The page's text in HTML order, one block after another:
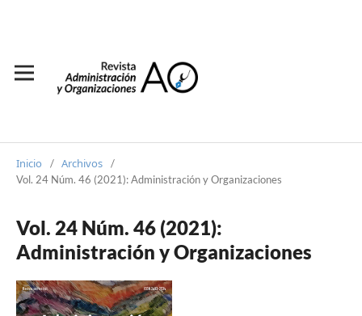
Inicio / Archivos
/
Vol. 24 Núm. 46 (2021): Administración y Organizaciones
Vol. 24 Núm. 46 (2021):
Administración y Organizaciones